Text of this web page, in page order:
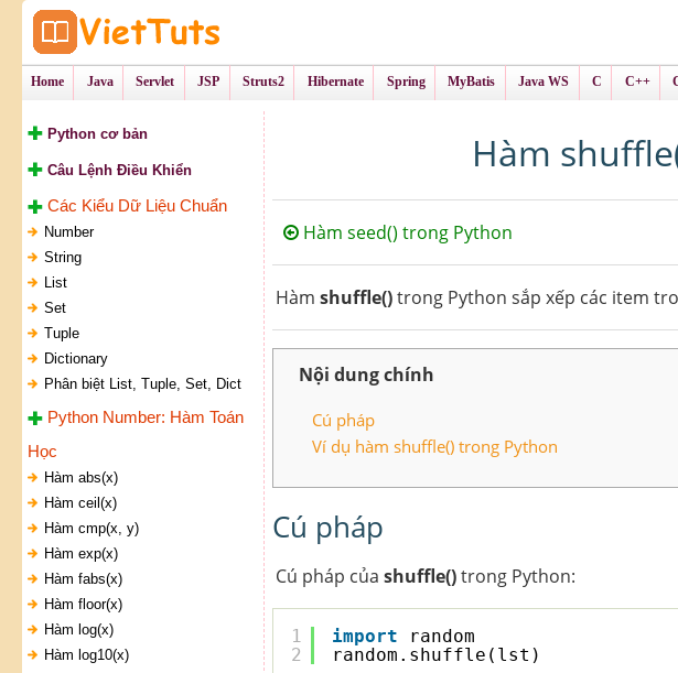
Home Java Servlet JSP Struts2 Hibernate Spring MyBatis Java WS C C++
Python cơ bản
Câu Lệnh Điều Khiển
Các Kiểu Dữ Liệu Chuẩn
Number
String
List
Set
Tuple
Dictionary
Phân biệt List, Tuple, Set, Dict
Python Number: Hàm Toán
Học
Hàm abs(x)
Hàm ceil(x)
Hàm cmp(x, y)
Hàm exp(x)
Hàm fabs(x)
Hàm floor(x)
Hàm log(x)
Hàm log10(x)
Hàm
Hàm seed() trong Python
Hàm shuffle()trong Python sắp xếp các item
Nội dung chính
Cú pháp
Ví dụ hàm shuffle() trong Python
Cú pháp
Cú pháp của shuffle()trong Python:
1
2
import
random
random.shuffle(lst)